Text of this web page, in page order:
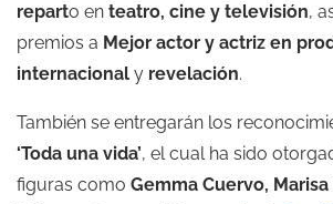
reparto en teatro, cine y televisión,
premios a Mejor actor y actriz en
internacional y revelación.
También se entregarán los
‘Toda una vida’, el cual ha sido
figuras como Gemma Cuervo,